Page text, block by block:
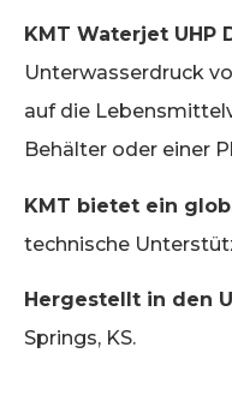
KMT Waterjet UHP
Unterwasserdruck
auf die
Behälter oder einer
KMT bietet ein
technische
Hergestellt in den
Springs, KS.